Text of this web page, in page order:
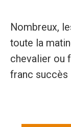
Nombreux,
toute la
chevalier ou
franc succès